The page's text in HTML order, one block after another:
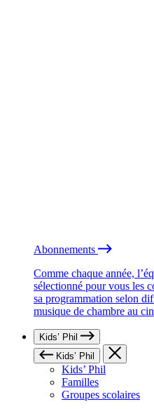
Abonnements
Comme chaque année,
sélectionné pour vous les
sa programmation selon
musique de chambre au
Kids’ Phil
Kids’ Phil
Kids’ Phil
Familles
Groupes scolaires